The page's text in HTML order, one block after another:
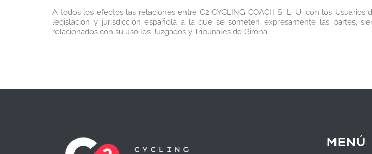
A todos los efectos las relaciones entre C2 CYCLING COACH S. L. U. con los
legislación y jurisdicción española a la que se someten expresamente las partes,
relacionados con su uso los Juzgados y Tribunales de Girona.
Menú